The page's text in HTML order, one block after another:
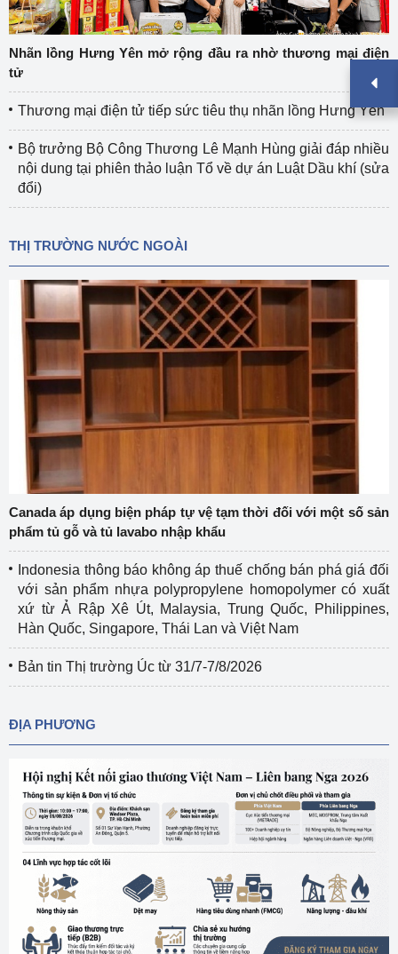
Nhãn lồng Hưng Yên mở rộng đầu ra nhờ thương mại điện
tử
Thương mại điện tử tiếp sức tiêu thụ nhãn lồng Hưng Yên
Bộ trưởng Bộ Công Thương Lê Mạnh Hùng giải đáp nhiều
nội dung tại phiên thảo luận Tổ về dự án Luật Dầu khí (sửa
đổi)
THỊ TRƯỜNG NƯỚC NGOÀI
Canada áp dụng biện pháp tự vệ tạm thời đối với một số sản
phẩm tủ gỗ và tủ lavabo nhập khẩu
Indonesia thông báo không áp thuế chống bán phá giá đối
với sản phẩm nhựa polypropylene homopolymer có xuất
xứ từ Ả Rập Xê Út, Malaysia, Trung Quốc, Philippines,
Hàn Quốc, Singapore, Thái Lan và Việt Nam
Bản tin Thị trường Úc từ 31/7-7/8/2026
ĐỊA PHƯƠNG